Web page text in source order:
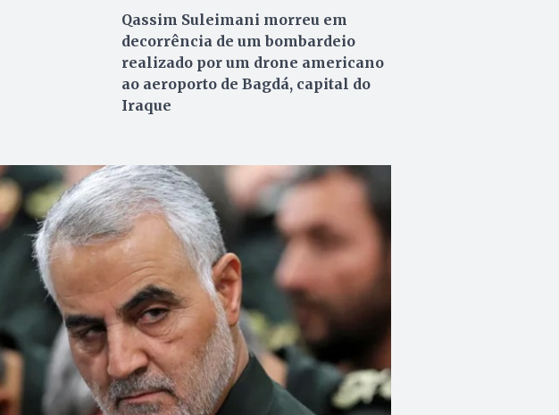
Qassim Suleimani morreu em
decorrência de um bombardeio
realizado por um drone americano
ao aeroporto de Bagdá, capital do
Iraque